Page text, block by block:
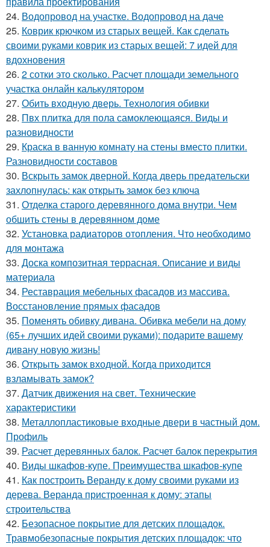
24. Водопровод на участке. Водопровод на даче
25. Коврик крючком из старых вещей. Как сделать
своими руками коврик из старых вещей: 7 идей для
вдохновения
26. 2 сотки это сколько. Расчет площади земельного
участка онлайн калькулятором
27. Обить входную дверь. Технология обивки
28. Пвх плитка для пола самоклеющаяся. Виды и
разновидности
29. Краска в ванную комнату на стены вместо плитки.
Разновидности составов
30. Вскрыть замок дверной. Когда дверь предательски
захлопнулась: как открыть замок без ключа
31. Отделка старого деревянного дома внутри. Чем
обшить стены в деревянном доме
32. Установка радиаторов отопления. Что необходимо
для монтажа
33. Доска композитная террасная. Описание и виды
материала
34. Реставрация мебельных фасадов из массива.
Восстановление прямых фасадов
35. Поменять обивку дивана. Обивка мебели на дому
(65+ лучших идей своими руками): подарите вашему
дивану новую жизнь!
36. Открыть замок входной. Когда приходится
взламывать замок?
37. Датчик движения на свет. Технические
характеристики
38. Металлопластиковые входные двери в частный дом.
Профиль
39. Расчет деревянных балок. Расчет балок перекрытия
40. Виды шкафов-купе. Преимущества шкафов-купе
41. Как построить Веранду к дому своими руками из
дерева. Веранда пристроенная к дому: этапы
строительства
42. Безопасное покрытие для детских площадок.
Травмобезопасные покрытия детских площадок: что